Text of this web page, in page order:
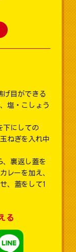
げ目ができる
塩・こしょう
下にしての
ねぎを入れ中
、裏返し蓋を
レーを加え、
、蓋をして1
る